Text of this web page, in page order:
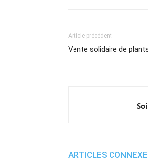
Article précédent
Vente solidaire de
ARTICLES